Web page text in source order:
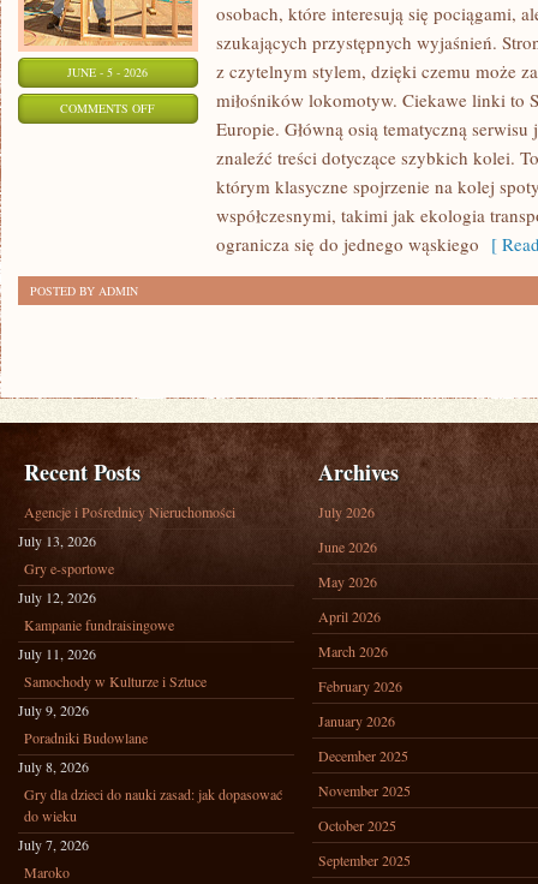
JUNE - 5 - 2026
COMMENTS OFFON
osobach, które interesują się pociągami,
szukających przystępnych wyjaśnień.
z czytelnym stylem, dzięki czemu może
miłośników lokomotyw. Ciekawe linki to
Europie. Główną osią tematyczną
znaleźć treści dotyczące szybkich kolei.
którym klasyczne spojrzenie na kolej
współczesnymi, takimi jak ekologia
ogranicza się do jednego wąskiego [
POSTED BY ADMIN
Recent Posts
Agencje i Pośrednicy Nieruchomości
July 13, 2026
Gry e-sportowe
July 12, 2026
Kampanie fundraisingowe
July 11, 2026
Samochody w Kulturze i Sztuce
July 9, 2026
Poradniki Budowlane
July 8, 2026
Gry dla dzieci do nauki zasad: jak dopasować
do wieku
July 7, 2026
Maroko
Archives
July 2026
June 2026
May 2026
April 2026
March 2026
February 2026
January 2026
December 2025
November 2025
October 2025
September 2025